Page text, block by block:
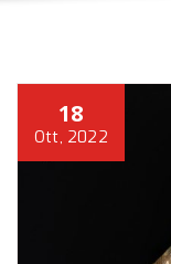
18
Ott, 2022